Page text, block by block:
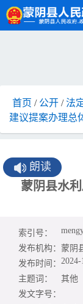
首页 / 公开 /法
建议提案办理总
朗读
蒙阴县水
索引号：
发布机构： 蒙阴
发布时间： 2024-
主题词：
其他
发文字号：